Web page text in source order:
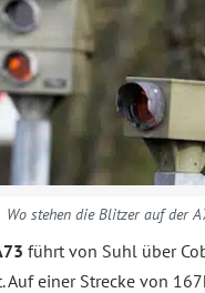
Wo stehen die Blitzer auf der
führt von Suhl über
Auf einer Strecke von